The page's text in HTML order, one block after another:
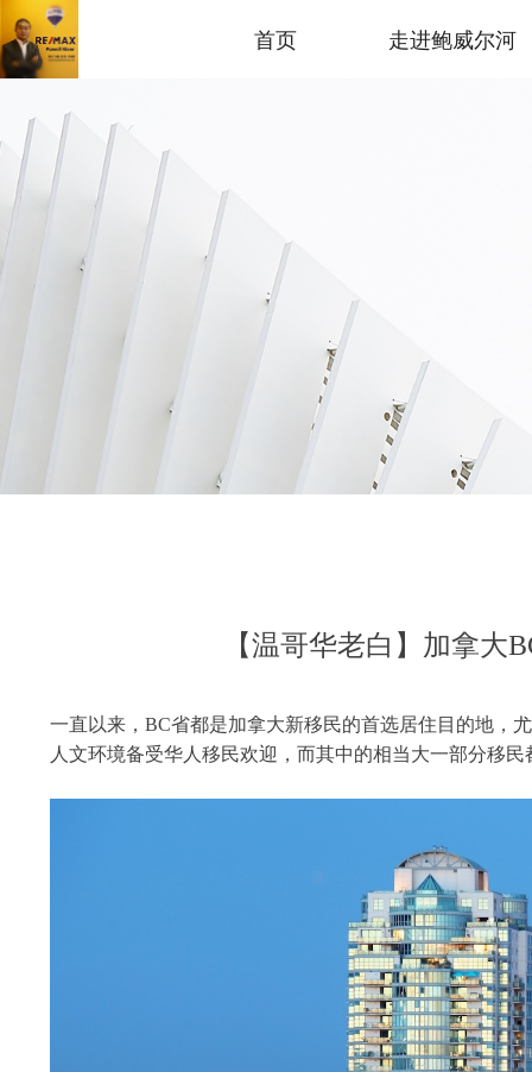
首页 走进鲍威尔河
【温哥华老白】加拿大
一直以来，BC省都是加拿大新移民的首选居住目的地，
人文环境备受华人移民欢迎，而其中的相当大一部分移民